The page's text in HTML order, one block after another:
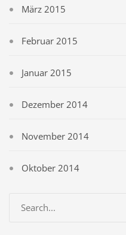
März 2015
Februar 2015
Januar 2015
Dezember 2014
November 2014
Oktober 2014